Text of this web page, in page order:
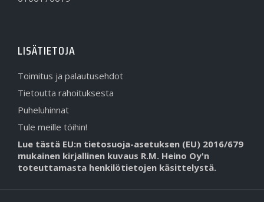
LISÄTIETOJA
Toimitus ja palautusehdot
Tietoutta rahoituksesta
Puheluhinnat
Tule meille töihin!
Lue tästä EU:n tietosuoja-asetuksen (EU) 2016/679
mukainen kirjallinen kuvaus R.M. Heino Oy'n
toteuttamasta henkilötietojen käsittelystä.